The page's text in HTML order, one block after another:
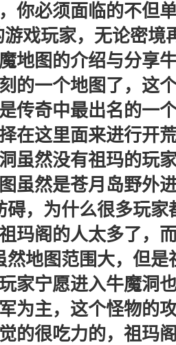
你必须面临的不但
游戏玩家，无论密境
地图的介绍与分享
的一个地图了，这
传奇中最出名的一
在这里面来进行开
虽然没有祖玛的玩
虽然是苍月岛野外
碍，为什么很多玩
玛阁的人太多了，
然地图范围大，但
家宁愿进入牛魔洞
为主，这个怪物的
的很吃力的，祖玛